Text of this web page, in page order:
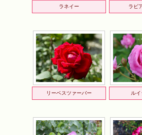
ラネイー ラビ
リーベスツァーバー ル